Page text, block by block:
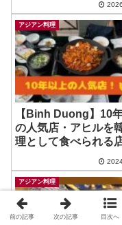
アジアン料理
【Binh Duong】10
の人気店・アヒルを
理として食べられる
アジアン料理
前の記事 次の記事 目次へ